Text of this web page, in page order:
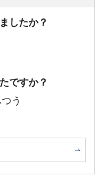
したか？
ですか？
う